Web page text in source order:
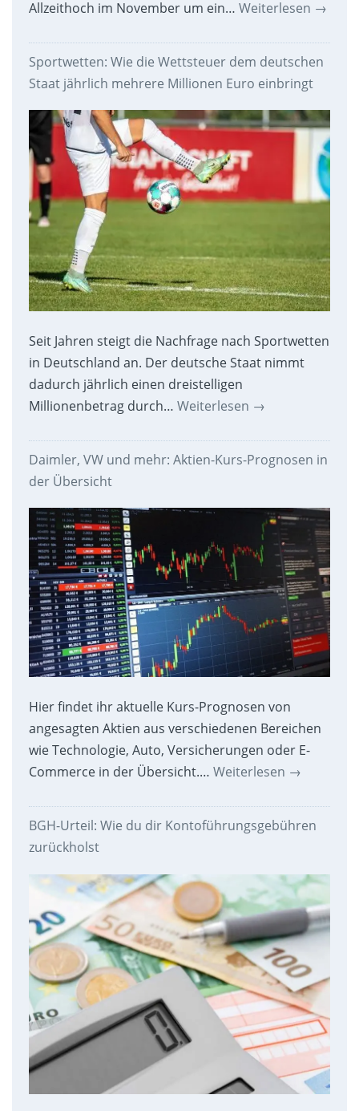
Allzeithoch im November um ein… Weiterlesen →
Sportwetten: Wie die Wettsteuer dem deutschen
Staat jährlich mehrere Millionen Euro einbringt
Seit Jahren steigt die Nachfrage nach Sportwetten
in Deutschland an. Der deutsche Staat nimmt
dadurch jährlich einen dreistelligen
Millionenbetrag durch… Weiterlesen →
Daimler, VW und mehr: Aktien-Kurs-Prognosen in
der Übersicht
Hier findet ihr aktuelle Kurs-Prognosen von
angesagten Aktien aus verschiedenen Bereichen
wie Technologie, Auto, Versicherungen oder E-
Commerce in der Übersicht.… Weiterlesen →
BGH-Urteil: Wie du dir Kontoführungsgebühren
zurückholst